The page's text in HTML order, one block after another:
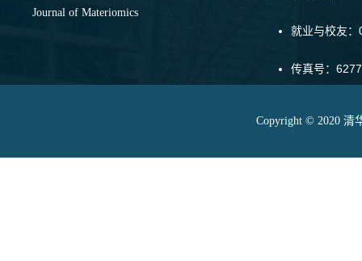
Journal of Materiomics
就业与校友
传真号：
Copyright © 2020 清